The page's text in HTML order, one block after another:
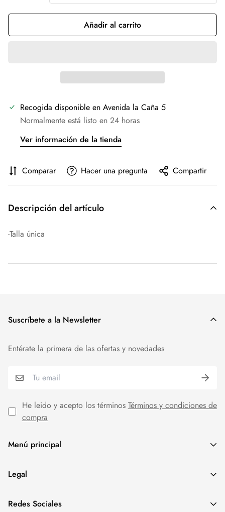
Añadir al carrito
Recogida disponible en Avenida la Caña 5
Normalmente está listo en 24 horas
Ver información de la tienda
Comparar Hacer una pregunta Compartir
Descripción del artículo
-Talla única
Suscríbete a la Newsletter
Entérate la primera de las ofertas y novedades
He leido y acepto los términos Términos y condiciones de
compra
Menú principal
MODA MUJER
Legal
Aviso Legal
Redes Sociales